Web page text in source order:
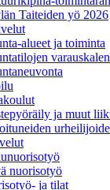
Taiteiden yö 2026
alueet ja toiminta
ja muut
nuorisotyö
ja tilat